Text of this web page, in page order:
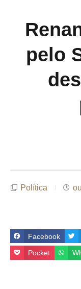
pelo
Política
Facebook
Pocket